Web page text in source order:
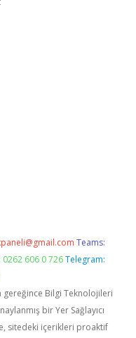
Teams:
606 0 726 Telegram:
gereğince Bilgi Teknolojileri
bir Yer Sağlayıcı
sitedeki içerikleri proaktif